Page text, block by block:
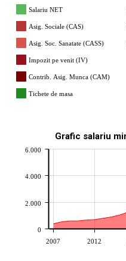
Salariu NET
Asig. Sociale (CAS)
Asig. Soc. Sanatate (CASS)
Impozit pe venit (IV)
Contrib. Asig. Munca (CAM)
Tichete de masa
Grafic salariu
2007 2012
0
2.000
4.000
6.000